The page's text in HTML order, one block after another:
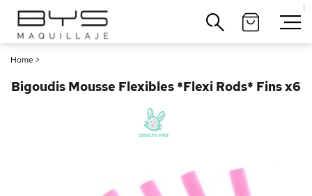
|
Home >
Bigoudis Mousse Flexibles *Flexi Rods* Fins x6
Cerrar